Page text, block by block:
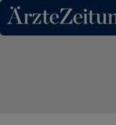
Direkt zum